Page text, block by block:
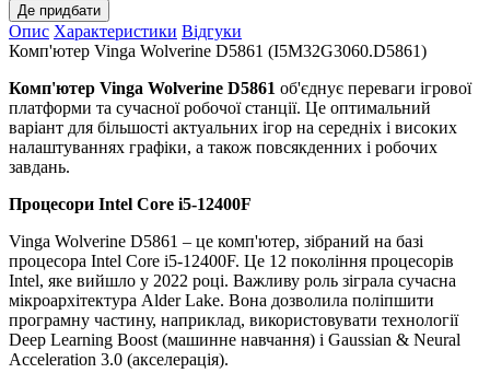
Де придбати
Опис Характеристики Відгуки
Комп'ютер Vinga Wolverine D5861 (I5M32G3060.D5861)
Комп'ютер Vinga Wolverine D5861 об'єднує переваги ігрової
платформи та сучасної робочої станції. Це оптимальний
варіант для більшості актуальних ігор на середніх і високих
налаштуваннях графіки, а також повсякденних і робочих
завдань.
Процесори Intel Core i5-12400F
Vinga Wolverine D5861 – це комп'ютер, зібраний на базі
процесора Intel Core i5-12400F. Це 12 покоління процесорів
Intel, яке вийшло у 2022 році. Важливу роль зіграла сучасна
мікроархітектура Alder Lake. Вона дозволила поліпшити
програмну частину, наприклад, використовувати технології
Deep Learning Boost (машинне навчання) і Gaussian & Neural
Acceleration 3.0 (акселерація).